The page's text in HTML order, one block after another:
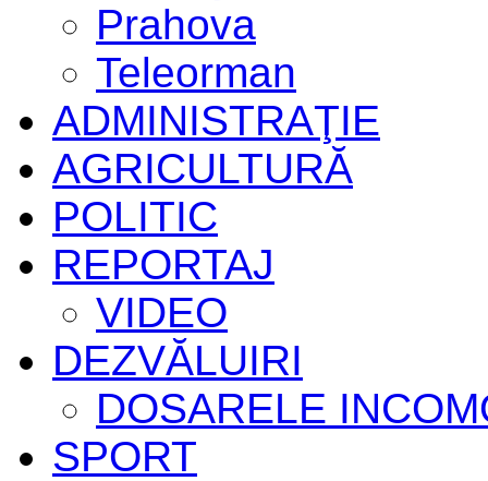
Prahova
Teleorman
ADMINISTRAŢIE
AGRICULTURĂ
POLITIC
REPORTAJ
VIDEO
DEZVĂLUIRI
DOSARELE
SPORT